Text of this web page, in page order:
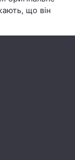
що він